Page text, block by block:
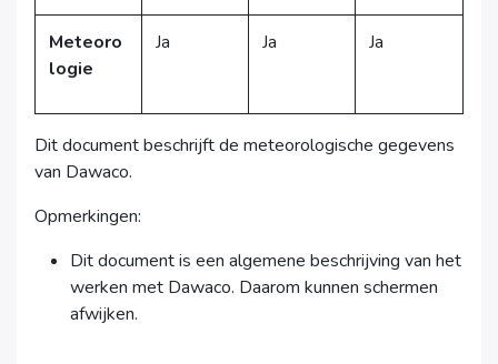
Meteoro
logie
Ja Ja Ja
Dit document beschrijft de meteorologische gegevens
van Dawaco.
Opmerkingen:
Dit document is een algemene beschrijving van het
werken met Dawaco. Daarom kunnen schermen
afwijken.